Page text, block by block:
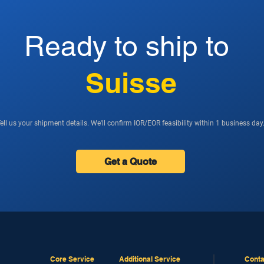
Ready to ship to
Suisse
us your shipment details. We'll confirm IOR/EOR feasibility within 1 business day.
Get a Quote
Core Service Additional Service